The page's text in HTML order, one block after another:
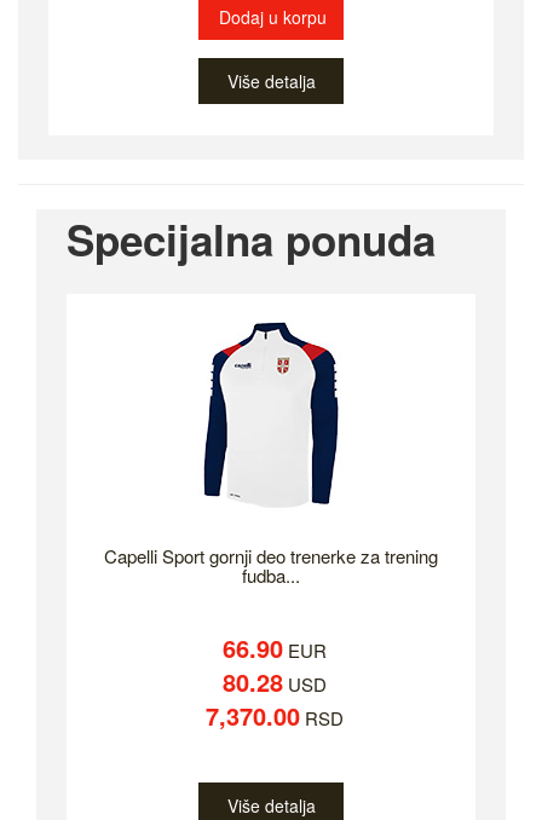
Dodaj u korpu
Više detalja
Specijalna ponuda
Capelli Sport gornji deo trenerke za trening
fudba...
66.90EUR
80.28USD
7,370.00RSD
Više detalja